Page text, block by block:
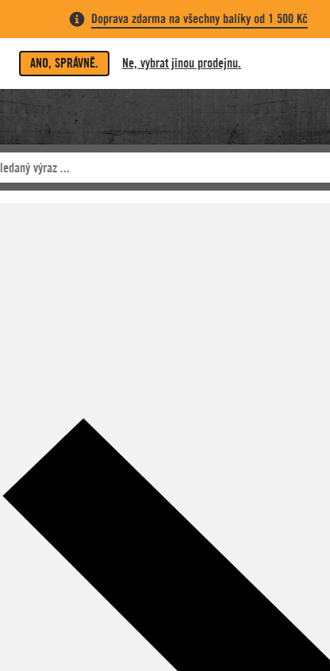
Doprava zdarma na všechny balíky od 1 500 Kč
ANO, SPRÁVNĚ. Ne, vybrat jinou prodejnu.